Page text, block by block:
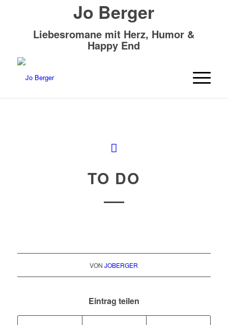
Jo Berger
Liebesromane mit Herz, Humor &
Happy End
TO DO
VONJOBERGER
Eintrag teilen